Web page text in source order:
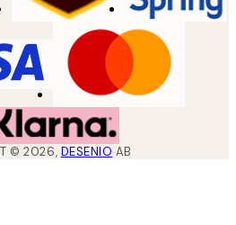
©2026, DESENIO AB